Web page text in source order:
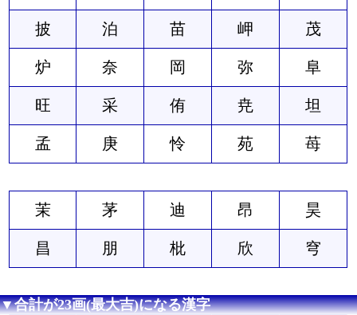
披 泊 苗 岬 茂
炉 奈 岡 弥 阜
旺 采 侑 尭 坦
孟 庚 怜 苑 苺
茉 茅 迪 昂 昊
昌 朋 枇 欣 穹
▼合計が23画(最大吉)になる漢字